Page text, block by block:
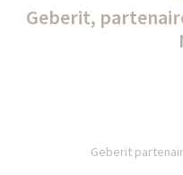
Geberit,
Geberit